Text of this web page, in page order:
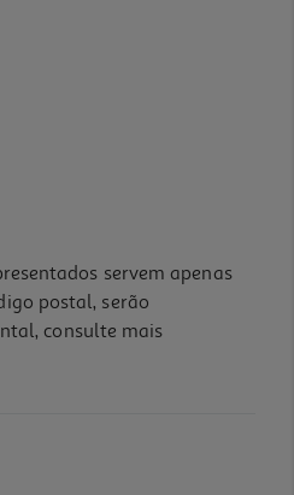
servem apenas
postal, serão
consulte mais